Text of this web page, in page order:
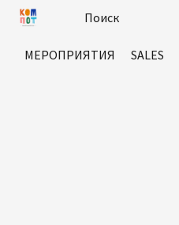
МЕРОПРИЯТИЯ SALES